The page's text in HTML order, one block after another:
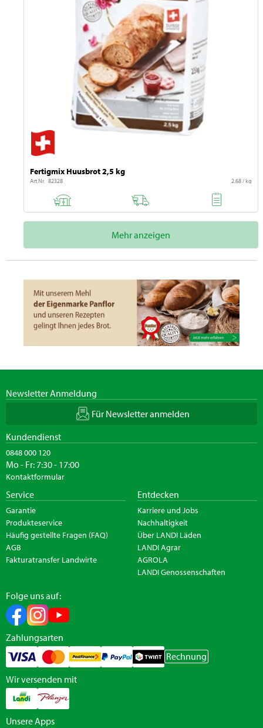
Fertigmix Huusbrot 2,5 kg
Art.Nr. 82328 2.68 / kg
Mehr anzeigen
Newsletter Anmeldung
Für Newsletter anmelden
Kundendienst
0848 000 120
Mo - Fr: 7:30 - 17:00
Kontaktformular
Service
Garantie
Produkteservice
Häufig gestellte Fragen (FAQ)
AGB
Fakturatransfer Landwirte
Entdecken
Karriere und Jobs
Nachhaltigkeit
Über LANDI Läden
LANDI Agrar
AGROLA
LANDI Genossenschaften
Folge uns auf:
Zahlungsarten
Rechnung
Wir versenden mit
Unsere Apps